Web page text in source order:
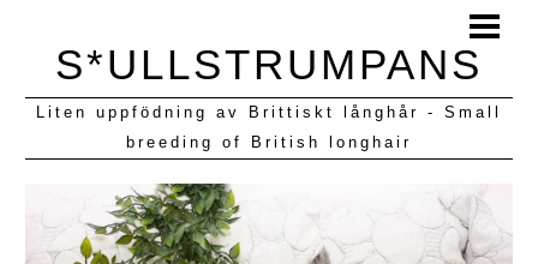
BLOGG
KULLAR VI HAFT
S*ULLSTRUMPANS
Liten uppfödning av Brittiskt långhår - Small
breeding of British longhair